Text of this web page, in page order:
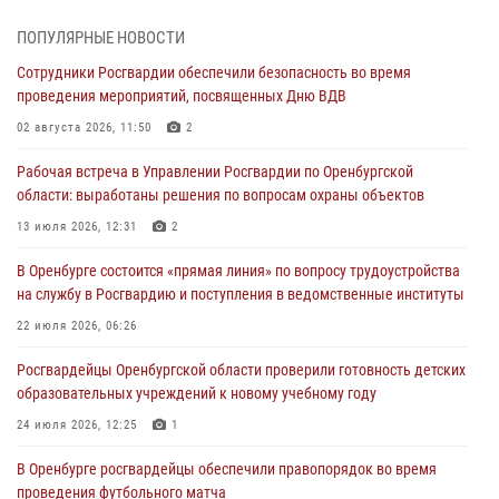
28 июля 2026, 09:41 1
Росгвардейцы обеспечили правопорядок на праздновании Дня
ВМФ в Оренбурге
27 июля 2026, 14:36 2
Росгвардейцы предотвратили трагедию: спасен мужчина в тяжелой
жизненной ситуации (ВИДЕО)
26 июля 2026, 14:45 1
Росгвардейцы Оренбургской области проверили готовность детских
образовательных учреждений к новому учебному году
24 июля 2026, 12:25
При силовой поддержке ОМОН «Кобра» Росгвардии в Оренбурге
проведён рейд по строительным объектам
23 июля 2026, 10:47
ПОПУЛЯРНЫЕ НОВОСТИ
Сотрудники Росгвардии обеспечили безопасность во время
проведения мероприятий, посвященных Дню ВДВ
02 августа 2026, 11:50 2
Рабочая встреча в Управлении Росгвардии по Оренбургской
области: выработаны решения по вопросам охраны объектов
13 июля 2026, 12:31 2
В Оренбурге состоится «прямая линия» по вопросу трудоустройства
на службу в Росгвардию и поступления в ведомственные институты
22 июля 2026, 06:26
Росгвардейцы Оренбургской области проверили готовность детских
образовательных учреждений к новому учебному году
24 июля 2026, 12:25 1
В Оренбурге росгвардейцы обеспечили правопорядок во время
проведения футбольного матча